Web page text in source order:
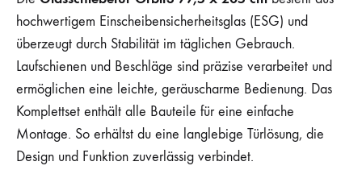
hochwertigem Einscheibensicherheitsglas (ESG) und
überzeugt durch Stabilität im täglichen Gebrauch.
Laufschienen und Beschläge sind präzise verarbeitet und
ermöglichen eine leichte, geräuscharme Bedienung. Das
Komplettset enthält alle Bauteile für eine einfache
Montage. So erhältst du eine langlebige Türlösung, die
Design und Funktion zuverlässig verbindet.